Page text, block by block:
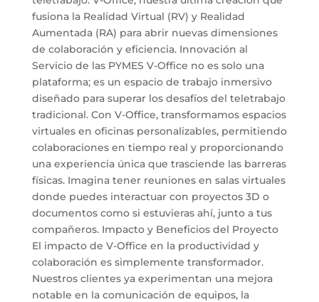
fusiona la Realidad Virtual (RV) y Realidad
Aumentada (RA) para abrir nuevas dimensiones
de colaboración y eficiencia. Innovación al
Servicio de las PYMES V-Office no es solo una
plataforma; es un espacio de trabajo inmersivo
diseñado para superar los desafíos del teletrabajo
tradicional. Con V-Office, transformamos espacios
virtuales en oficinas personalizables, permitiendo
colaboraciones en tiempo real y proporcionando
una experiencia única que trasciende las barreras
físicas. Imagina tener reuniones en salas virtuales
donde puedes interactuar con proyectos 3D o
documentos como si estuvieras ahí, junto a tus
compañeros. Impacto y Beneficios del Proyecto
El impacto de V-Office en la productividad y
colaboración es simplemente transformador.
Nuestros clientes ya experimentan una mejora
notable en la comunicación de equipos, la